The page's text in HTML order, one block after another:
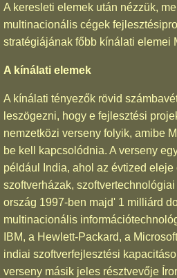
A keresleti elemek után nézzük,
multinacionális cégek
stratégiájának főbb kínálati elemei
A kínálati elemek
A kínálati tényezők rövid
leszögezni, hogy e fejlesztési
nemzetközi verseny folyik, amibe
be kell kapcsolódnia. A verseny
például India, ahol az évtized eleje
szoftverházak,
ország 1997-ben majd' 1 milliárd
multinacionális
IBM, a Hewlett-Packard, a
indiai szoftverfejlesztési
verseny másik jeles résztvevője